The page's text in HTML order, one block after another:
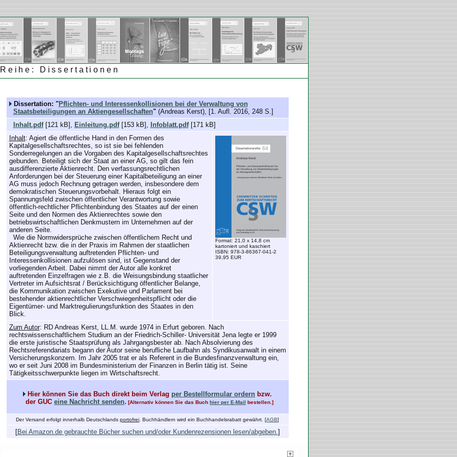
Dissertationen
Dissertation: "Pflichten- und Interessenkollisionen bei der Verwaltung von
Staatsbeteiligungen an Aktiengesellschaften" (Andreas Kerst), [1. Aufl. 2016, 248 S.]
Inhalt.pdf[121 kB], Einleitung.pdf[153 kB], Infoblatt.pdf[171 kB]
Inhalt: Agiert die öffentliche Hand in den Formen des
Kapitalgesellschaftsrechtes, so ist sie bei fehlenden
Sonderregelungen an die Vorgaben des Kapitalgesellschaftsrechtes
gebunden. Beteiligt sich der Staat an einer AG, so gilt das fein
ausdifferenzierte Aktienrecht. Den verfassungsrechtlichen
Anforderungen bei der Steuerung einer Kapitalbeteiligung an einer
AG muss jedoch Rechnung getragen werden, insbesondere dem
demokratischen Steuerungsvorbehalt. Hieraus folgt ein
Spannungsfeld zwischen öffentlicher Verantwortung sowie
öffentlich-rechtlicher Pflichtenbindung des Staates auf der einen
Seite und den Normen des Aktienrechtes sowie den
betriebswirtschaftlichen Denkmustern im Unternehmen auf der
anderen Seite.
Wie die Normwidersprüche zwischen öffentlichem Recht und
Aktienrecht bzw. die in der Praxis im Rahmen der staatlichen
Beteiligungsverwaltung auftretenden Pflichten- und
Interessenkollisionen aufzulösen sind, ist Gegenstand der
vorliegenden Arbeit. Dabei nimmt der Autor alle konkret
auftretenden Einzelfragen wie z.B. die Weisungsbindung staatlicher
Vertreter im Aufsichtsrat / Berücksichtigung öffentlicher Belange,
die Kommunikation zwischen Exekutive und Parlament bei
bestehender aktienrechtlicher Verschwiegenheitspflicht oder die
Eigentümer- und Marktregulierungsfunktion des Staates in den
Blick.
Format: 21,0 x 14,8 cm
kartoniert und kaschiert
ISBN: 978-3-86367-041-2
39,95 EUR
Zum Autor: RD Andreas Kerst, LL.M. wurde 1974 in Erfurt geboren. Nach
rechtswissenschaftlichem Studium an der Friedrich-Schiller- Universität Jena legte er 1999
die erste juristische Staatsprüfung als Jahrgangsbester ab. Nach Absolvierung des
Rechtsreferendariats begann der Autor seine berufliche Laufbahn als Syndikusanwalt in einem
Versicherungskonzern. Im Jahr 2005 trat er als Referent in die Bundesfinanzverwaltung ein,
wo er seit Juni 2008 im Bundesministerium der Finanzen in Berlin tätig ist. Seine
Tätigkeitsschwerpunkte liegen im Wirtschaftsrecht.
Hier können Sie das Buch direkt beim Verlag per Bestellformular ordern bzw.
der GUC eine Nachricht senden. [Alternativ können Sie das Buch hier per E-Mail bestellen.]
Der Versand erfolgt innerhalb Deutschlands portofrei . Buchhändlern wird ein Buchhandelsrabatt gewährt. [AGB]
[Bei Amazon.de gebrauchte Bücher suchen und/oder Kundenrezensionen lesen/abgeben.]